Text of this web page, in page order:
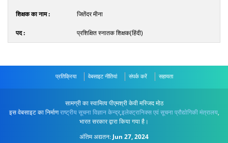
जितेंदर मीना
प्रशिक्षित स्नातक शिक्षक(हिंदी)
प्रतिक्रिया वेबसाइट नीतियां संपर्क करें सहायता
सामग्री का स्वामित्व पीएमश्री केवी मस्जिद मोठ
इस वेबसाइट का निर्माणराष्ट्रीय सूचना विज्ञान केन्द्र,इलेक्ट्रानिक्स एवं सूचना प्रौद्योगिकी मंत्रालय,
भारत सरकार द्वारा किया गया है।
अंतिम अद्यतन: Jun 27, 2024